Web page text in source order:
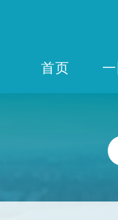
首页